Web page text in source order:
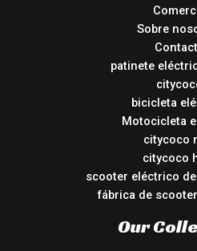
Sobre
patinete
bicicleta
Motocicleta
citycoco
citycoco
scooter eléctrico
fábrica de
Our